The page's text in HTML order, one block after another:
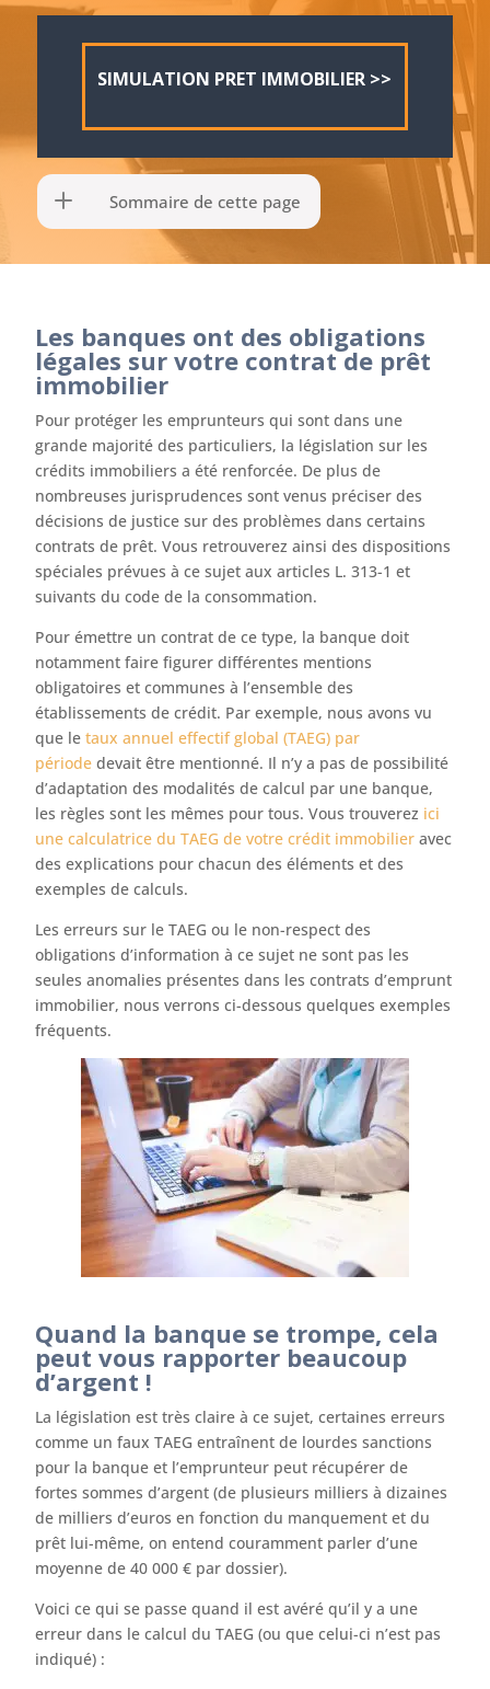
SIMULATION PRET IMMOBILIER >>
Sommaire de cette page
Les banques ont des obligations
légales sur votre contrat de prêt
immobilier
Pour protéger les emprunteurs qui sont dans une
grande majorité des particuliers, la législation sur les
crédits immobiliers a été renforcée. De plus de
nombreuses jurisprudences sont venus préciser des
décisions de justice sur des problèmes dans certains
contrats de prêt. Vous retrouverez ainsi des dispositions
spéciales prévues à ce sujet aux articles L. 313-1 et
suivants du code de la consommation.
Pour émettre un contrat de ce type, la banque doit
notamment faire figurer différentes mentions
obligatoires et communes à l’ensemble des
établissements de crédit. Par exemple, nous avons vu
que letaux annuel effectif global (TAEG) par
période devait être mentionné. Il n’y a pas de possibilité
d’adaptation des modalités de calcul par une banque,
les règles sont les mêmes pour tous. Vous trouverez ici
une calculatrice du TAEG de votre crédit immobilier avec
des explications pour chacun des éléments et des
exemples de calculs.
Les erreurs sur le TAEG ou le non-respect des
obligations d’information à ce sujet ne sont pas les
seules anomalies présentes dans les contrats d’emprunt
immobilier, nous verrons ci-dessous quelques exemples
fréquents.
Quand la banque se trompe, cela
peut vous rapporter beaucoup
d’argent !
La législation est très claire à ce sujet, certaines erreurs
comme un faux TAEG entraînent de lourdes sanctions
pour la banque et l’emprunteur peut récupérer de
fortes sommes d’argent (de plusieurs milliers à dizaines
de milliers d’euros en fonction du manquement et du
prêt lui-même, on entend couramment parler d’une
moyenne de 40 000 € par dossier).
Voici ce qui se passe quand il est avéré qu’il y a une
erreur dans le calcul du TAEG (ou que celui-ci n’est pas
indiqué) :